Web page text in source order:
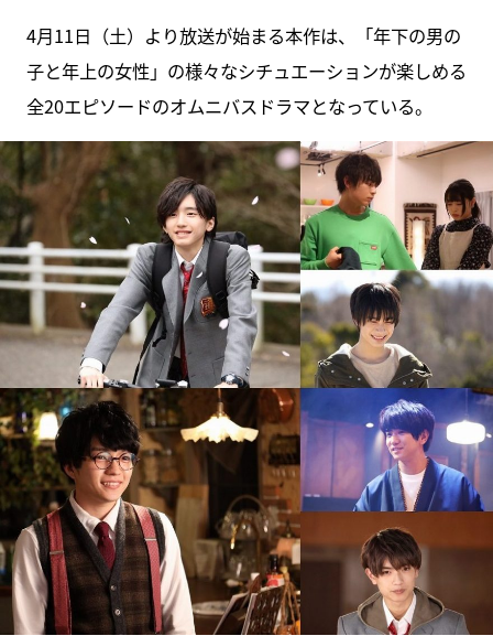
4月11日（土）より放送が始まる本作は、「年下の男の
子と年上の女性」の様々なシチュエーションが楽しめる
全20エピソードのオムニバスドラマとなっている。